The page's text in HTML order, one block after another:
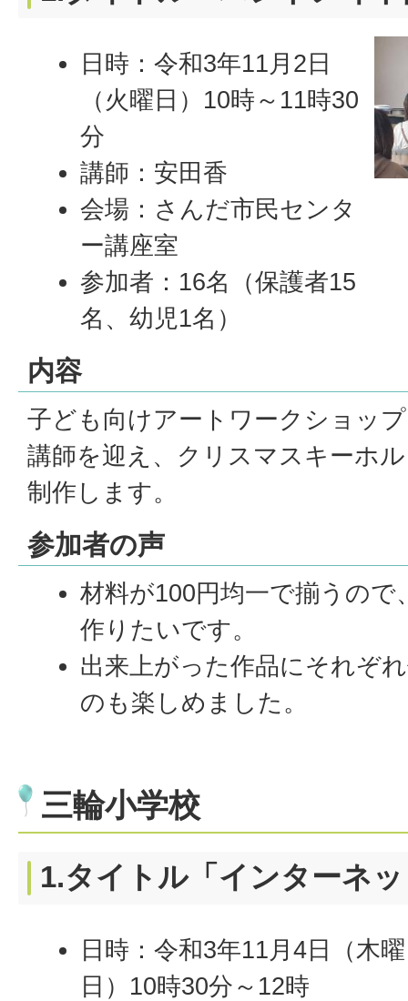
日時：令和3年11月2日
（火曜日）10時～11時30
分
講師：安田香
会場：さんだ市民センタ
ー講座室
参加者：16名（保護者15
名、幼児1名）
内容
子ども向けアートワークショッ
講師を迎え、クリスマスキーホ
制作します。
参加者の声
材料が100円均一で揃うの
作りたいです。
出来上がった作品にそれぞ
のも楽しめました。
三輪小学校
1.タイトル「インターネ
日時：令和3年11月4日（木曜
日）10時30分～12時